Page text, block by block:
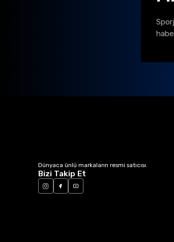
Dünyaca ünlü markaların resmi satıcısı.
Bizi Takip Et